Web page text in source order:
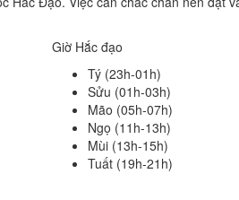
Giờ Hắc đạo
Tý (23h-01h)
Sửu (01h-03h)
Mão (05h-07h)
Ngọ (11h-13h)
Mùi (13h-15h)
Tuất (19h-21h)